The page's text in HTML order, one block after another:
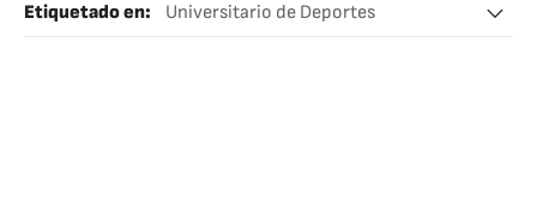
Etiquetado en:
Universitario de Deportes